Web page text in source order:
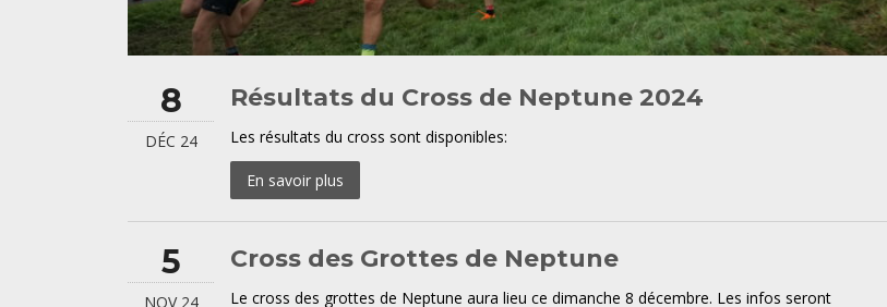
8
DÉC 24
Résultats du Cross de Neptune 2024
Les résultats du cross sont disponibles:
En savoir plus
5
NOV 24
Cross des Grottes de Neptune
Le cross des grottes de Neptune aura lieu ce dimanche 8 décembre. Les infos seront